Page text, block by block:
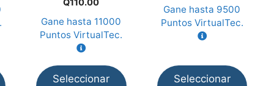
5
Q110.00
Gane hasta 11000
Puntos VirtualTec.
Seleccionar
página
5
Gane hasta 9500
Puntos VirtualTec.
Seleccionar
la
página